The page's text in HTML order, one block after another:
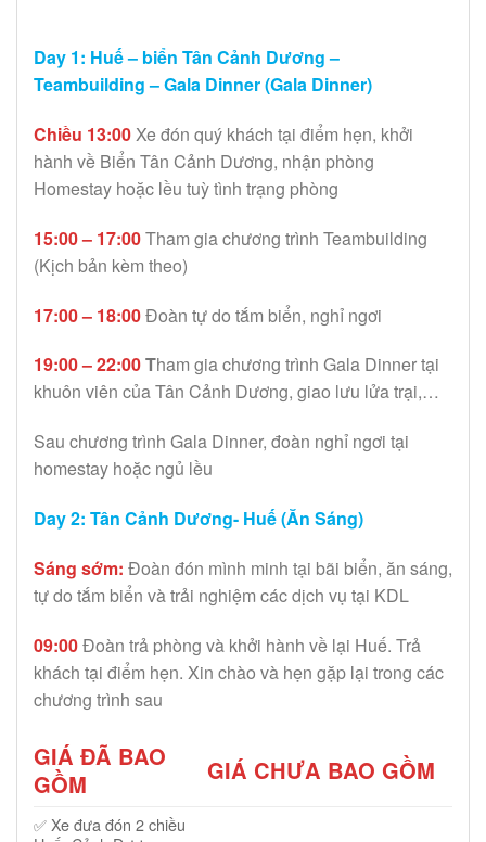
Day 1: Huế – biển Tân Cảnh Dương –
Teambuilding – Gala Dinner (Gala Dinner)
Chiều 13:00Xe đón quý khách tại điểm hẹn, khởi
hành về Biển Tân Cảnh Dương, nhận phòng
Homestay hoặc lều tuỳ tình trạng phòng
15:00 – 17:00Tham gia chương trình Teambuilding
(Kịch bản kèm theo)
17:00 – 18:00Đoàn tự do tắm biển, nghỉ ngơi
19:00 – 22:00Tham gia chương trình Gala Dinner tại
khuôn viên của Tân Cảnh Dương, giao lưu lửa trại,…
Sau chương trình Gala Dinner, đoàn nghỉ ngơi tại
homestay hoặc ngủ lều
Day 2: Tân Cảnh Dương- Huế (Ăn Sáng)
Sáng sớm: Đoàn đón mình minh tại bãi biển, ăn sáng,
tự do tắm biển và trải nghiệm các dịch vụ tại KDL
09:00Đoàn trả phòng và khởi hành về lại Huế. Trả
khách tại điểm hẹn. Xin chào và hẹn gặp lại trong các
chương trình sau
GIÁ ĐÃ BAO
GỒM
GIÁ CHƯA BAO GỒM
✅Xe đưa đón 2 chiều